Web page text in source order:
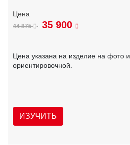
44 875 35 900
Цена указана на изделие на фото
ориентировочной.
ИЗУЧИТЬ